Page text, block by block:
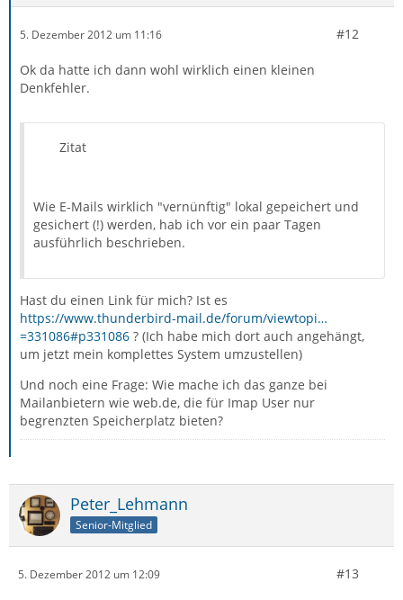
5. Dezember 2012 um 11:16 #12
Ok da hatte ich dann wohl wirklich einen kleinen
Denkfehler.
Zitat
Wie E-Mails wirklich "vernünftig" lokal gepeichert und
gesichert (!) werden, hab ich vor ein paar Tagen
ausführlich beschrieben.
Hast du einen Link für mich? Ist es
https://www.thunderbird-mail.de/forum/viewtopi…
=331086#p331086 ? (Ich habe mich dort auch angehängt,
um jetzt mein komplettes System umzustellen)
Und noch eine Frage: Wie mache ich das ganze bei
Mailanbietern wie web.de, die für Imap User nur
begrenzten Speicherplatz bieten?
Peter_Lehmann
Senior-Mitglied
5. Dezember 2012 um 12:09 #13